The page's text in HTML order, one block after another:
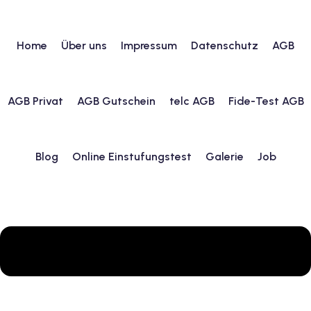
Home Über uns Impressum Datenschutz AGB
AGB Privat AGB Gutschein telc AGB Fide-Test AGB
Blog Online Einstufungstest Galerie Job